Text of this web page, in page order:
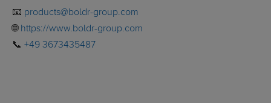
📧 products@boldr-group.com
🌐 https://www.boldr-group.com
📞 +49 3673435487